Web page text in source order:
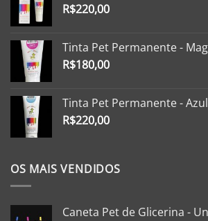
R$220,00
Tinta Pet Permanente -
R$180,00
Tinta Pet Permanente -
R$220,00
OS MAIS VENDIDOS
Caneta Pet de Glicerina -